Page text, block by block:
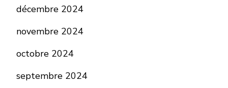
décembre 2024
novembre 2024
octobre 2024
septembre 2024